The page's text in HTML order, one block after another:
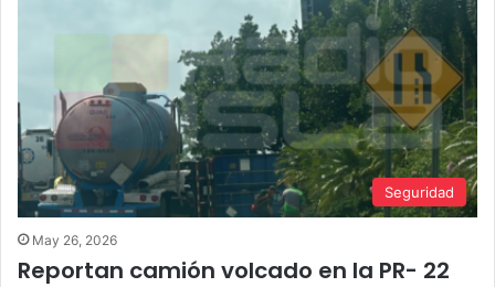
Seguridad
May 26, 2026
Reportan camión volcado en la PR- 22